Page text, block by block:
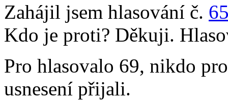
Zahájil jsem hlasování č.
Kdo je proti? Děkuji.
Pro hlasovalo 69, nikdo
usnesení přijali.